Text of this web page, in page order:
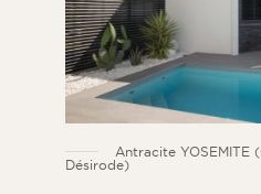
Antracite
Désirode)